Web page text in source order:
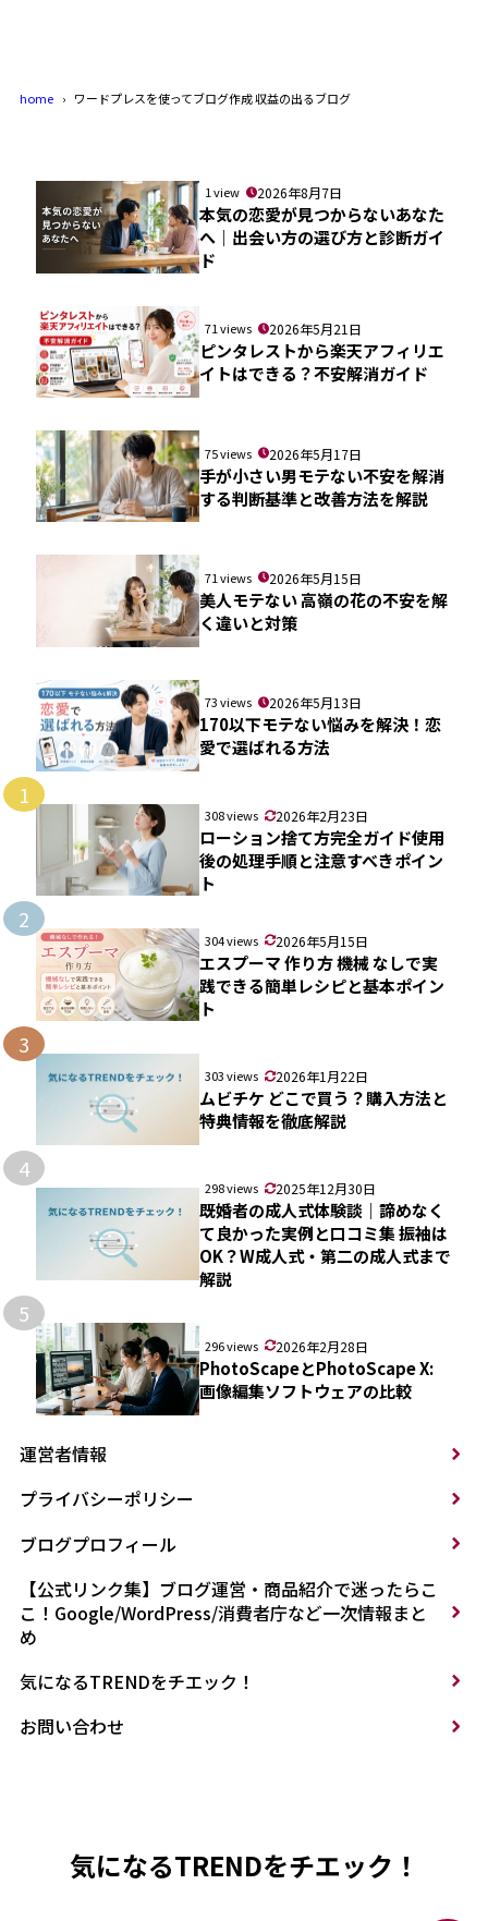
home ワードプレスを使ってブログ作成 収益の出るブログ
1 view 2026年8月7日
本気の恋愛が見つからないあなた
へ｜出会い方の選び方と診断ガイ
ド
71 views 2026年5月21日
ピンタレストから楽天アフィリエ
イトはできる？不安解消ガイド
75 views 2026年5月17日
手が小さい男モテない不安を解消
する判断基準と改善方法を解説
71 views 2026年5月15日
美人モテない 高嶺の花の不安を解
く違いと対策
73 views 2026年5月13日
170以下モテない悩みを解決！恋
愛で選ばれる方法
1
308 views 2026年2月23日
ローション捨て方完全ガイド使用
後の処理手順と注意すべきポイン
ト
2
304 views 2026年5月15日
エスプーマ 作り方 機械 なしで実
践できる簡単レシピと基本ポイン
ト
3
303 views 2026年1月22日
ムビチケ どこで買う？購入方法と
特典情報を徹底解説
4
298 views 2025年12月30日
既婚者の成人式体験談｜諦めなく
て良かった実例と口コミ集 振袖は
OK？W成人式・第二の成人式まで
解説
5
296 views 2026年2月28日
PhotoScapeとPhotoScape X:
画像編集ソフトウェアの比較
運営者情報
プライバシーポリシー
ブログプロフィール
【公式リンク集】ブログ運営・商品紹介で迷ったらこ
こ！Google/WordPress/消費者庁など一次情報まと
め
気になるTRENDをチエック！
お問い合わせ
気になるTRENDをチエック！